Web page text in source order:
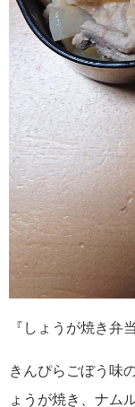
『しょうが焼き弁
きんぴらごぼう味
ょうが焼き、ナム